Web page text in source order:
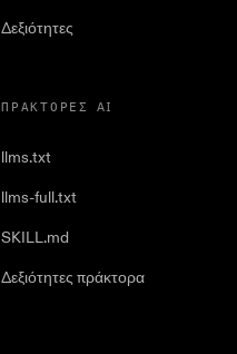
Δεξιότητες
ΠΡΆΚΤΟΡΕΣ AI
llms.txt
llms-full.txt
SKILL.md
Δεξιότητες πράκτορα